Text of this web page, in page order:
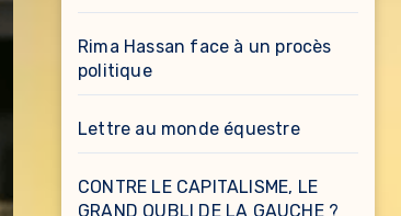
Rima Hassan face à un procès
politique
Lettre au monde équestre
CONTRE LE CAPITALISME, LE
GRAND OUBLI DE LA GAUCHE ?